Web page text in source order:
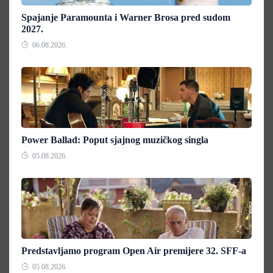
Spajanje Paramounta i Warner Brosa pred sudom
2027.
06.08.2026.
Power Ballad: Poput sjajnog muzičkog singla
05.08.2026.
Predstavljamo program Open Air premijere 32. SFF-a
05.08.2026.